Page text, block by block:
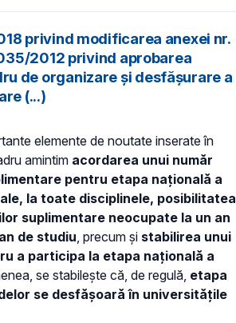
privind modificarea anexei nr.
2012 privind aprobarea
de organizare și desfășurare a
(...)
elemente de noutate inserate în
amintim acordarea unui număr
pentru etapa naţională a
la toate disciplinele, posibilitatea
suplimentare neocupate la un an
de studiu, precum şi stabilirea unui
a participa la etapa națională a
se stabilește că, de regulă, etapa
se desfășoară în universitățile